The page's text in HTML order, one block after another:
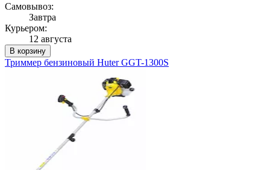
Самовывоз:
Завтра
Курьером:
12 августа
В корзину
Триммер бензиновый Huter GGT-1300S